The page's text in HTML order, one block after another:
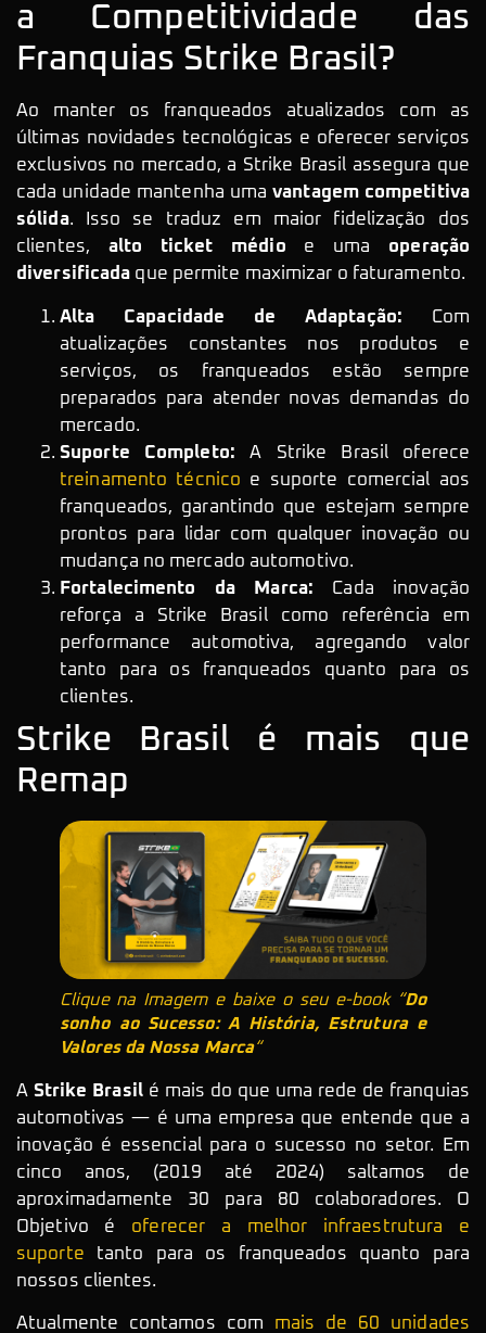
a Competitividade das
Franquias Strike Brasil?
Ao manter os franqueados atualizados com as
últimas novidades tecnológicas e oferecer serviços
exclusivos no mercado, a Strike Brasil assegura que
cada unidade mantenha umavantagem competitiva
sólida. Isso se traduz em maior fidelização dos
clientes, alto ticket médio e uma operação
diversificada que permite maximizar o faturamento.
Alta Capacidade de Adaptação: Com
atualizações constantes nos produtos e
serviços, os franqueados estão sempre
preparados para atender novas demandas do
mercado.
Suporte Completo: A Strike Brasil oferece
treinamento técnico e suporte comercial aos
franqueados, garantindo que estejam sempre
prontos para lidar com qualquer inovação ou
mudança no mercado automotivo.
Fortalecimento da Marca: Cada inovação
reforça a Strike Brasil como referência em
performance automotiva, agregando valor
tanto para os franqueados quanto para os
clientes.
Strike Brasil é mais que
Remap
Clique na Imagem e baixe o seu e-book “Do
sonho ao Sucesso: A História, Estrutura e
Valores da Nossa Marca“
A Strike Brasilé mais do que uma rede de franquias
automotivas — é uma empresa que entende que a
inovação é essencial para o sucesso no setor. Em
cinco anos, (2019 até 2024) saltamos de
aproximadamente 30 para 80 colaboradores. O
Objetivo é oferecer a melhor infraestrutura e
suporte tanto para os franqueados quanto para
nossos clientes.
Atualmente contamos com mais de 60 unidades